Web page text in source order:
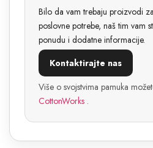
Bilo da vam trebaju proizvodi
poslovne potrebe, naš tim vam
ponudu i dodatne informacije.
Kontaktirajte nas
Više o svojstvima pamuka
CottonWorks .